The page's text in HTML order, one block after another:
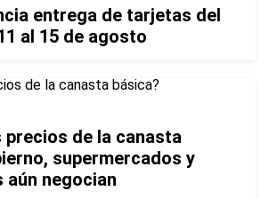
entrega de tarjetas del
al 15 de agosto
precios de la canasta
supermercados y
negocian